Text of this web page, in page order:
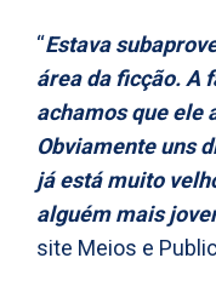
“Estava
área da ficção. A
achamos que ele
Obviamente uns
já está muito
alguém mais
site Meios e